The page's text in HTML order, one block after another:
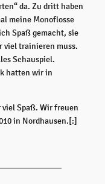
da. Zu dritt haben
meine Monoflosse
Spaß gemacht, sie
viel trainieren muss.
Schauspiel.
hatten wir in
Spaß. Wir freuen
in Nordhausen.[:]